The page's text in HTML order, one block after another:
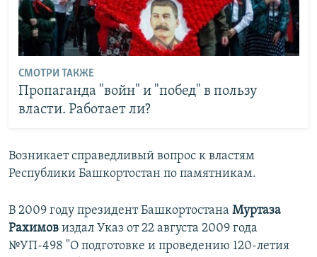
СМОТРИ ТАКЖЕ
Пропаганда "войн" и "побед" в пользу
власти. Работает ли?
Возникает справедливый вопрос к властям
Республики Башкортостан по памятникам.
В 2009 году президент Башкортостана Муртаза
Рахимов издал Указ от 22 августа 2009 года
№УП-498 "О подготовке и проведению 120-летия